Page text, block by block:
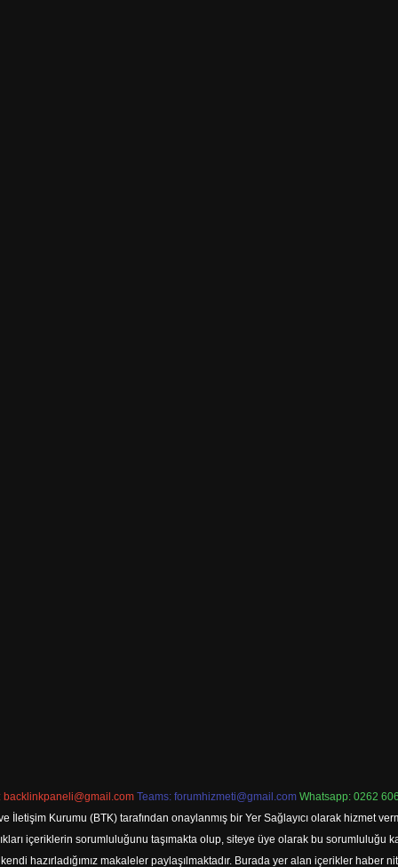
backlinkpaneli@gmail.com Teams: forumhizmeti@gmail.com Whatsapp: 0262
İletişim Kurumu (BTK) tarafından onaylanmış bir Yer Sağlayıcı olarak hizmet
içeriklerin sorumluluğunu taşımakta olup, siteye üye olarak bu sorumluluğu
hazırladığımız makaleler paylaşılmaktadır. Burada yer alan içerikler haber